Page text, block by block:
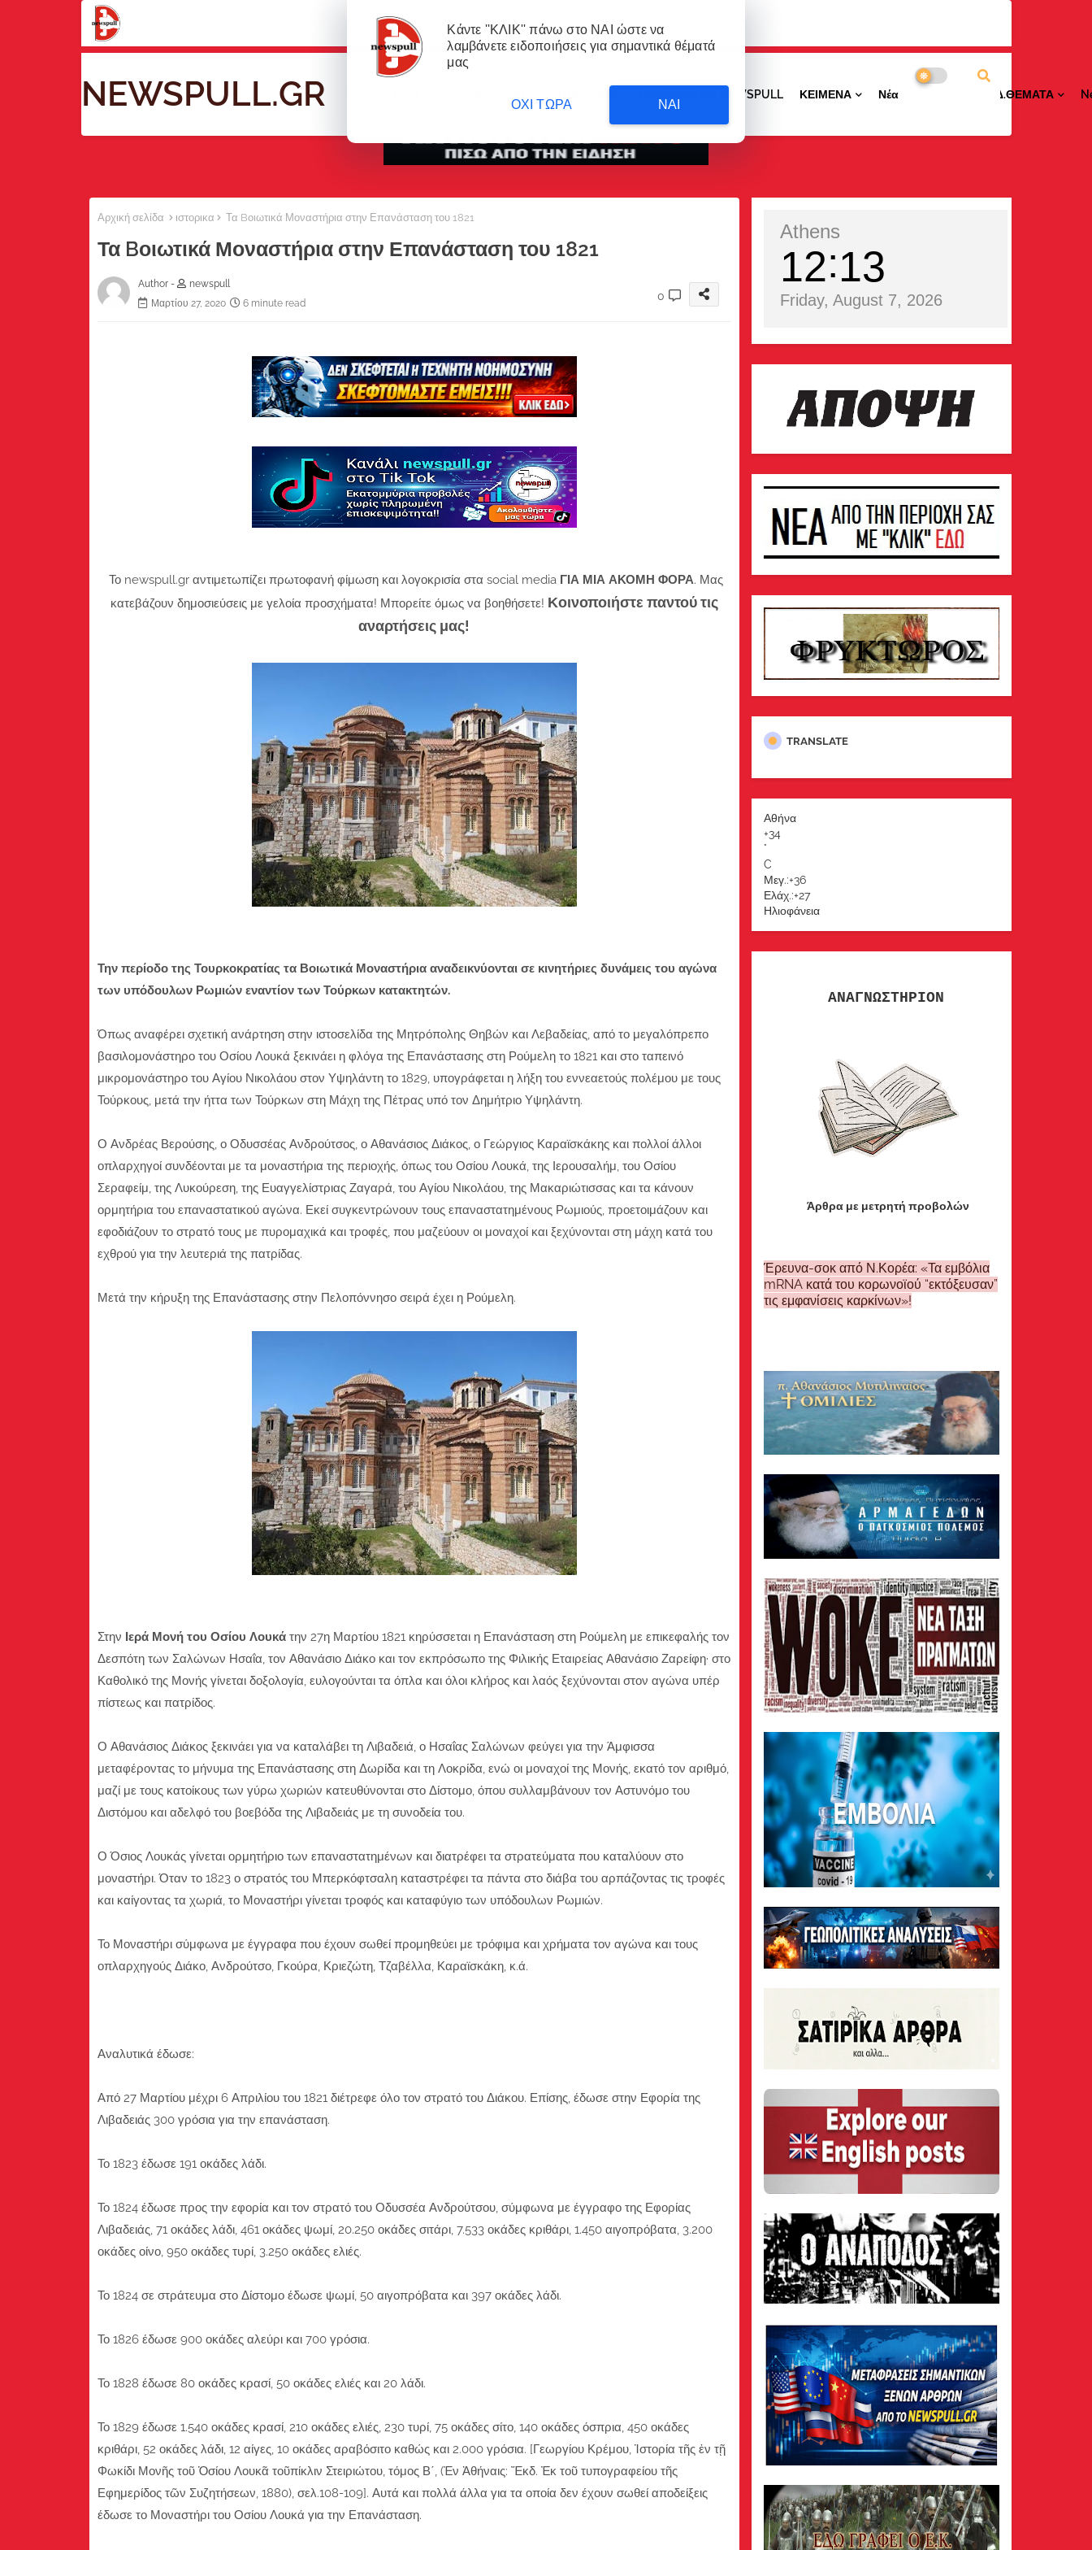
NEWSPULL.GR ΜΕΤΑΦΡΑΣΕΙΣ NEWSPULL ΚΕΙΜΕΝΑ ΝέαΠΕΡΙΟΧΩΝ ΕΙΔ.ΘΕΜΑΤΑ
Αρχική σελίδα ιστορικα Τα Bοιωτικά Μοναστήρια στην Επανάσταση του 1821
Τα Bοιωτικά Μοναστήρια στην Επανάσταση του 1821
Author -
newspull
Μαρτίου 27, 2020
6 minute read
0
Το newspull.gr αντιμετωπίζει πρωτοφανή φίμωση και λογοκρισία στα social media ΓΙΑ ΜΙΑ ΑΚΟΜΗ ΦΟΡΑ. Μας
κατεβάζουν δημοσιεύσεις με γελοία προσχήματα! Μπορείτε όμως να βοηθήσετε! Κοινοποιήστε παντού τις
αναρτήσεις μας!
Την περίοδο της Τουρκοκρατίας τα Βοιωτικά Μοναστήρια αναδεικνύονται σε κινητήριες δυνάμεις του αγώνα
των υπόδουλων Ρωμιών εναντίον των Τούρκων κατακτητών.
Όπως αναφέρει σχετική ανάρτηση στην ιστοσελίδα της Μητρόπολης Θηβών και Λεβαδείας, από το μεγαλόπρεπο
βασιλομονάστηρο του Οσίου Λουκά ξεκινάει η φλόγα της Επανάστασης στη Ρούμελη το 1821 και στο ταπεινό
μικρομονάστηρο του Αγίου Νικολάου στον Υψηλάντη το 1829, υπογράφεται η λήξη του εννεαετούς πολέμου με τους
Τούρκους, μετά την ήττα των Τούρκων στη Μάχη της Πέτρας υπό τον Δημήτριο Υψηλάντη.
Ο Ανδρέας Βερούσης, ο Οδυσσέας Ανδρούτσος, ο Αθανάσιος Διάκος, ο Γεώργιος Καραϊσκάκης και πολλοί άλλοι
οπλαρχηγοί συνδέονται με τα μοναστήρια της περιοχής, όπως του Οσίου Λουκά, της Ιερουσαλήμ, του Οσίου
Σεραφείμ, της Λυκούρεση, της Ευαγγελίστριας Ζαγαρά, του Αγίου Νικολάου, της Μακαριώτισσας και τα κάνουν
ορμητήρια του επαναστατικού αγώνα. Εκεί συγκεντρώνουν τους επαναστατημένους Ρωμιούς, προετοιμάζουν και
εφοδιάζουν το στρατό τους με πυρομαχικά και τροφές, που μαζεύουν οι μοναχοί και ξεχύνονται στη μάχη κατά του
εχθρού για την λευτεριά της πατρίδας.
Μετά την κήρυξη της Επανάστασης στην Πελοπόννησο σειρά έχει η Ρούμελη.
Στην Ιερά Μονή του Οσίου Λουκά την 27η Μαρτίου 1821 κηρύσσεται η Επανάσταση στη Ρούμελη με επικεφαλής τον
Δεσπότη των Σαλώνων Ησαΐα, τον Αθανάσιο Διάκο και τον εκπρόσωπο της Φιλικής Εταιρείας Αθανάσιο Ζαρείφη· στο
Καθολικό της Μονής γίνεται δοξολογία, ευλογούνται τα όπλα και όλοι κλήρος και λαός ξεχύνονται στον αγώνα υπέρ
πίστεως και πατρίδος.
Ο Αθανάσιος Διάκος ξεκινάει για να καταλάβει τη Λιβαδειά, ο Ησαΐας Σαλώνων φεύγει για την Άμφισσα
μεταφέροντας το μήνυμα της Επανάστασης στη Δωρίδα και τη Λοκρίδα, ενώ οι μοναχοί της Μονής, εκατό τον αριθμό,
μαζί με τους κατοίκους των γύρω χωριών κατευθύνονται στο Δίστομο, όπου συλλαμβάνουν τον Αστυνόμο του
Διστόμου και αδελφό του βοεβόδα της Λιβαδειάς με τη συνοδεία του.
Ο Όσιος Λουκάς γίνεται ορμητήριο των επαναστατημένων και διατρέφει τα στρατεύματα που καταλύουν στο
μοναστήρι. Όταν το 1823 ο στρατός του Μπερκόφτσαλη καταστρέφει τα πάντα στο διάβα του αρπάζοντας τις τροφές
και καίγοντας τα χωριά, το Μοναστήρι γίνεται τροφός και καταφύγιο των υπόδουλων Ρωμιών.
Το Μοναστήρι σύμφωνα με έγγραφα που έχουν σωθεί προμηθεύει με τρόφιμα και χρήματα τον αγώνα και τους
οπλαρχηγούς Διάκο, Ανδρούτσο, Γκούρα, Κριεζώτη, Τζαβέλλα, Καραϊσκάκη, κ.ά.
Αναλυτικά έδωσε:
Από 27 Μαρτίου μέχρι 6 Απριλίου του 1821 διέτρεφε όλο τον στρατό του Διάκου. Επίσης, έδωσε στην Εφορία της
Λιβαδειάς 300 γρόσια για την επανάσταση.
Το 1823 έδωσε 191 οκάδες λάδι.
Το 1824 έδωσε προς την εφορία και τον στρατό του Οδυσσέα Ανδρούτσου, σύμφωνα με έγγραφο της Εφορίας
Λιβαδειάς, 71 οκάδες λάδι, 461 οκάδες ψωμί, 20.250 οκάδες σιτάρι, 7.533 οκάδες κριθάρι, 1.450 αιγοπρόβατα, 3.200
οκάδες οίνο, 950 οκάδες τυρί, 3.250 οκάδες ελιές.
Το 1824 σε στράτευμα στο Δίστομο έδωσε ψωμί, 50 αιγοπρόβατα και 397 οκάδες λάδι.
Το 1826 έδωσε 900 οκάδες αλεύρι και 700 γρόσια.
Το 1828 έδωσε 80 οκάδες κρασί, 50 οκάδες ελιές και 20 λάδι.
Το 1829 έδωσε 1.540 οκάδες κρασί, 210 οκάδες ελιές, 230 τυρί, 75 οκάδες σίτο, 140 οκάδες όσπρια, 450 οκάδες
κριθάρι, 52 οκάδες λάδι, 12 αίγες, 10 οκάδες αραβόσιτο καθώς και 2.000 γρόσια. [Γεωργίου Κρέμου, Ἱστορία τῆς ἐν τῇ
Φωκίδι Μονῆς τοῦ Ὁσίου Λουκᾶ τοῦπίκλιν Στειριώτου, τόμος Β΄, (Ἐν Ἀθήναις: Ἔκδ. Ἐκ τοῦ τυπογραφείου τῆς
Εφημερίδος τῶν Συζητήσεων, 1880), σελ.108-109]. Αυτά και πολλά άλλα για τα οποία δεν έχουν σωθεί αποδείξεις
έδωσε το Μοναστήρι του Οσίου Λουκά για την Επανάσταση.
Athens
12 13
Friday, August 7, 2026
TRANSLATE
Αθήνα
+34
°
C
Μεγ.:+36
Ελάχ.:+27
Ηλιοφάνεια
ΑΝΑΓΝΩΣΤΗΡΙΟΝ
Άρθρα με μετρητή προβολών
Έρευνα-σοκ από Ν.Κορέα: «Τα εμβόλια
mRNA κατά του κορωνοϊού “εκτόξευσαν”
τις εμφανίσεις καρκίνων»!
Κάντε ''ΚΛΙΚ'' πάνω στο ΝΑΙ ώστε να
λαμβάνετε ειδοποιήσεις για σημαντικά θέματά
μας
ΝΑΙ
ΟΧΙ ΤΩΡΑ